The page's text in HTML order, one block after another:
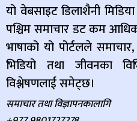
यो वेबसाइट डिलाशैनी मिडिया
पश्चिम समाचार डट कम
भाषाको यो पोर्टलले
भिडियो तथा जीवनका
विश्लेषणलाई समेट्छ।
समाचार तथा विज्ञापनकालागि